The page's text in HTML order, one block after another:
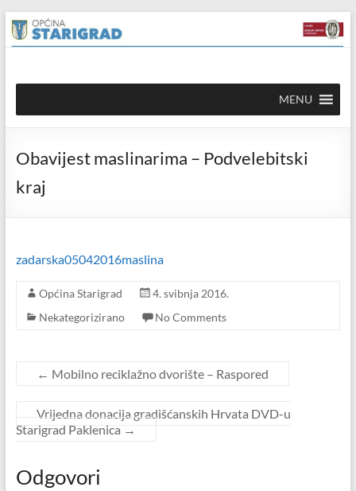
content
Skip
to
content
Općina
Starigrad
mrežna
stranica
MENU
Obavijest maslinarima – Podvelebitski
kraj
zadarska05042016maslina
Općina Starigrad
4. svibnja 2016.
Nekategorizirano
No Comments
← Mobilno reciklažno dvorište – Raspored
Vrijedna donacija gradišćanskih Hrvata DVD-u
Starigrad Paklenica →
Odgovori